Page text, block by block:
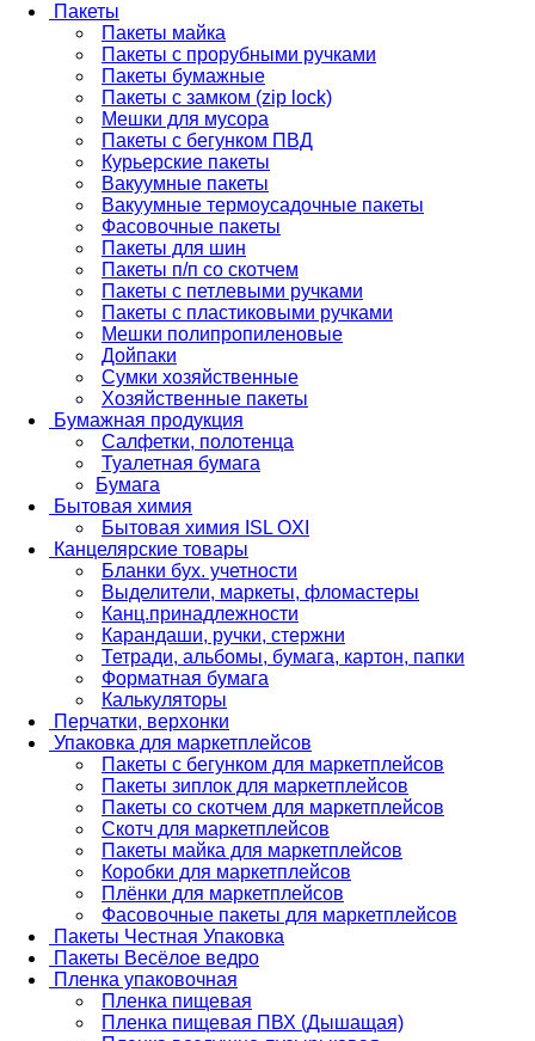
Пакеты
Пакеты майка
Пакеты с прорубными ручками
Пакеты бумажные
Пакеты с замком (zip lock)
Мешки для мусора
Пакеты с бегунком ПВД
Курьерские пакеты
Вакуумные пакеты
Вакуумные термоусадочные пакеты
Фасовочные пакеты
Пакеты для шин
Пакеты п/п со скотчем
Пакеты с петлевыми ручками
Пакеты с пластиковыми ручками
Мешки полипропиленовые
Дойпаки
Сумки хозяйственные
Хозяйственные пакеты
Бумажная продукция
Салфетки, полотенца
Туалетная бумага
Бумага
Бытовая химия
Бытовая химия ISL OXI
Канцелярские товары
Бланки бух. учетности
Выделители, маркеты, фломастеры
Канц.принадлежности
Карандаши, ручки, стержни
Тетради, альбомы, бумага, картон, папки
Форматная бумага
Калькуляторы
Перчатки, верхонки
Упаковка для маркетплейсов
Пакеты с бегунком для маркетплейсов
Пакеты зиплок для маркетплейсов
Пакеты со скотчем для маркетплейсов
Скотч для маркетплейсов
Пакеты майка для маркетплейсов
Коробки для маркетплейсов
Плёнки для маркетплейсов
Фасовочные пакеты для маркетплейсов
Пакеты Честная Упаковка
Пакеты Весёлое ведро
Пленка упаковочная
Пленка пищевая
Пленка пищевая ПВХ (Дышащая)